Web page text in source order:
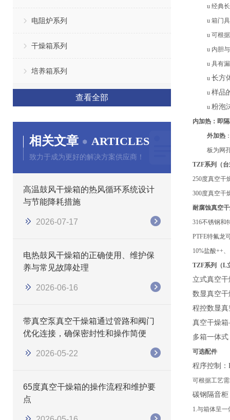
电阻炉系列
干燥箱系列
培养箱系列
查看全部
相关文章 ARTICLES
致力于成为更好的解决方案供应商！
高温鼓风干燥箱的热风循环系统设计
与节能降耗措施
2026-07-17
电热鼓风干燥箱的正确使用、维护保
养与常见故障处理
2026-06-16
带真空泵真空干燥箱通过管路和阀门
优化连接，确保密封性和操作简便
2026-05-22
65度真空干燥箱的操作流程和维护要
点
u 经典
u 箱门
u 可根
u 内胆
u 具有
u 长方
u 样品
u 粉泡
内加热 ： 即
外加热
板为网
TZF系列（
250度真空干
300度真空干
耐腐蚀真空
316不锈钢和
PTFE特氟龙
10%盐酸++
TZF系列（L
立式真空
数显真空
程控数显
真空干燥箱
多箱一体
可选配件
程序控制：
可根据工艺
碳钢隔音
1.与箱体呈